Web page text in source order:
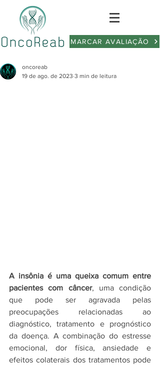
MARCAR AVALIAÇÃO
oncoreab
19 de ago. de 2023 3 min de leitura
A insônia é uma queixa comum entre
pacientes com câncer, uma condição
que pode ser agravada pelas
preocupações relacionadas ao
diagnóstico, tratamento e prognóstico
da doença. A combinação do estresse
emocional, dor física, ansiedade e
efeitos colaterais dos tratamentos pode